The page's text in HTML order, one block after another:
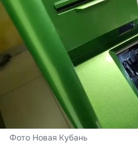
Фото Новая Кубань